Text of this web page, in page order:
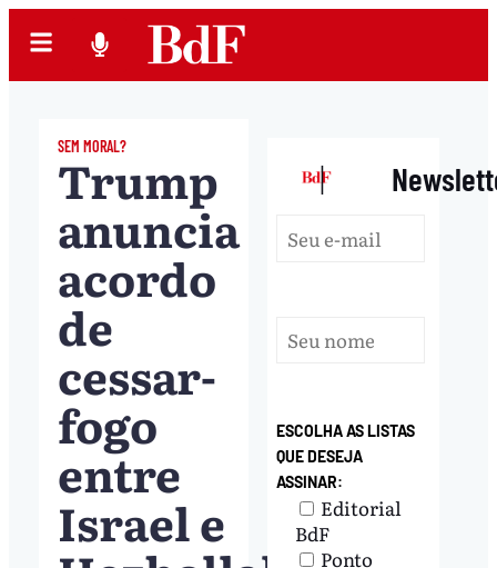
SEM MORAL?
Trump
anuncia
acordo
de
cessar-
fogo
entre
Israel e
|
ESCOLHA AS LISTAS
QUE DESEJA
ASSINAR:
Editorial
BdF
Ponto